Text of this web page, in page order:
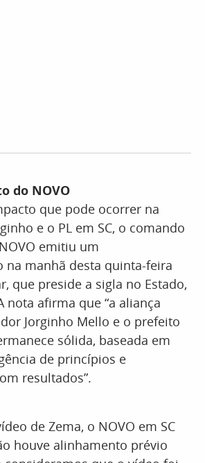
do NOVO
que pode ocorrer na
e o PL em SC, o comando
emitiu um
na manhã desta quinta-feira
que preside a sigla no Estado,
nota afirma que “a aliança
Jorginho Mello e o prefeito
sólida, baseada em
de princípios e
resultados”.
de Zema, o NOVO em SC
houve alinhamento prévio